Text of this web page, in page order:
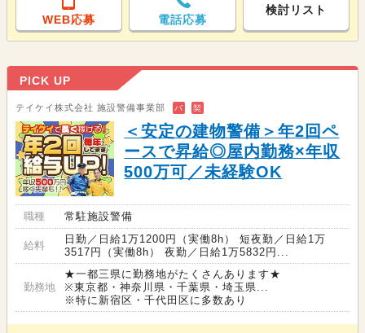
WEB応募 電話応募
検討リスト
PICK UP
テイケイ株式会社 施設警備事業部 バ 契
＜安定の建物警備＞年2回ペ
ースで昇給◎屋内勤務×年収
500万可／未経験OK
職種 常駐施設警備
給料
日勤／日給1万1200円（実働8h） 短夜勤／日給1万
3517円（実働8h） 夜勤／日給1万5832円...
勤務地
★一都三県に勤務地がたくさんあります★
※東京都・神奈川県・千葉県・埼玉県...
※特に新宿区・千代田区に多数あり